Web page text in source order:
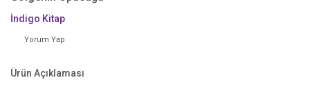
İndigo Kitap
Yorum Yap
Ürün Açıklaması